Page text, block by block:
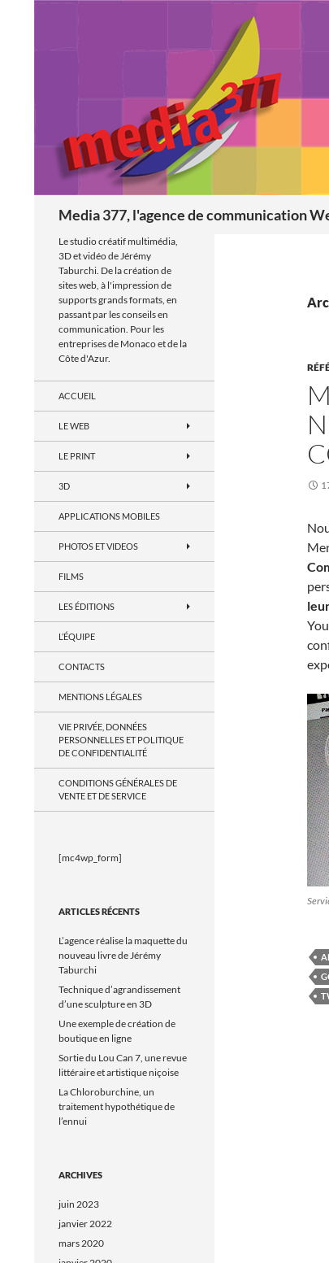
Media 377, l'agence de communication
Le studio créatif multimédia,
3D et vidéo de Jérémy
Taburchi. De la création de
sites web, à l'impression de
supports grands formats, en
passant par les conseils en
communication. Pour les
entreprises de Monaco et de la
Côte d'Azur.
ACCUEIL
LE WEB
LE PRINT
3D
APPLICATIONS MOBILES
PHOTOS ET VIDEOS
FILMS
LES ÉDITIONS
L’ÉQUIPE
CONTACTS
MENTIONS LÉGALES
VIE PRIVÉE, DONNÉES
PERSONNELLES ET POLITIQUE
DE CONFIDENTIALITÉ
CONDITIONS GÉNÉRALES DE
VENTE ET DE SERVICE
[mc4wp_form]
ARTICLES RÉCENTS
L’agence réalise la maquette du
nouveau livre de Jérémy
Taburchi
Technique d’agrandissement
d’une sculpture en 3D
Une exemple de création de
boutique en ligne
Sortie du Lou Can 7, une revue
littéraire et artistique niçoise
La Chloroburchine, un
traitement hypothétique de
l’ennui
ARCHIVES
juin 2023
janvier 2022
mars 2020